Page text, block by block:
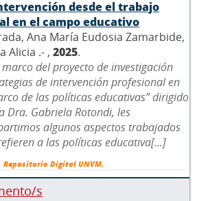
desde el trabajo
en el campo educativo
Ana María Eudosia Zamarbide,
Alicia .- , 2025.
marco del proyecto de investigación
de intervención profesional en
de las políticas educativas” dirigido
Dra. Gabriela Rotondi, les
algunos aspectos trabajados
a las políticas educativa[...]
Repositorio Digital UNVM.
s